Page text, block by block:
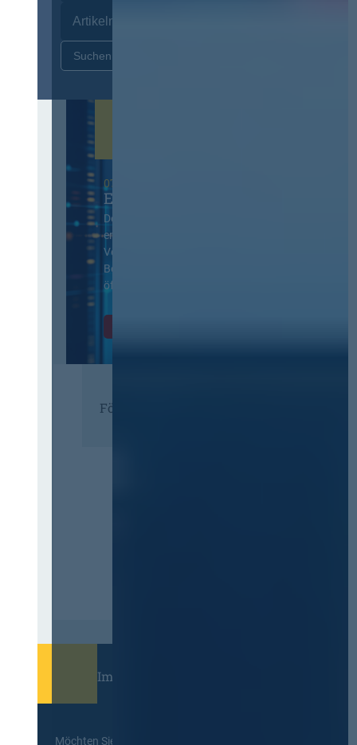
07. Oktober 2026 in Berlin
EVB-IT Thementag
Der Thementag für die
ergänzenden
Vertragsbedingungen von IT-
Beschaffung in der
öffentlichen Verwaltung
Förderer
Immer informiert bleiben!
Möchten Sie keine Neuigkeiten aus dem